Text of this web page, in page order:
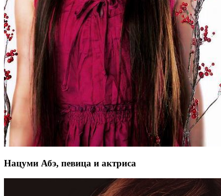
Нацуми Абэ, певица и актриса